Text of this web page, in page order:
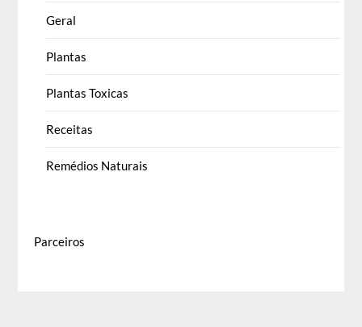
Geral
Plantas
Plantas Toxicas
Receitas
Remédios Naturais
Parceiros